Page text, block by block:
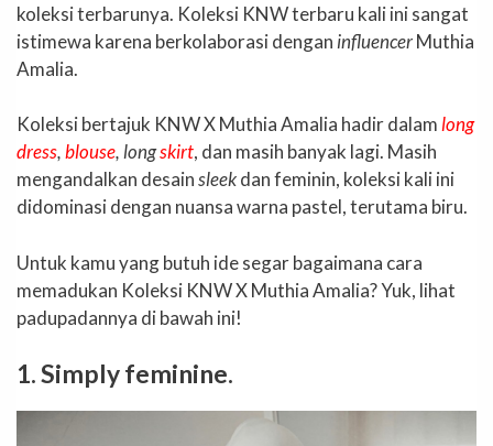
koleksi terbarunya. Koleksi KNW terbaru kali ini sangat
istimewa karena berkolaborasi dengan influencerMuthia
Amalia.
Koleksi bertajuk KNW X Muthia Amalia hadir dalam long
dress,blouse, longskirt, dan masih banyak lagi. Masih
mengandalkan desainsleekdan feminin, koleksi kali ini
didominasi dengan nuansa warna pastel, terutama biru.
Untuk kamu yang butuh ide segar bagaimana cara
memadukan Koleksi KNW X Muthia Amalia? Yuk, lihat
padupadannya di bawah ini!
1. Simply feminine.